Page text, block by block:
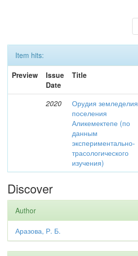
Item hits:
Preview
Issue
Date
Title
2020
Орудия земледелия
поселения
Аликемектепе (по
данным
экспериментально-
трасологического
изучения)
Discover
Author
Аразова, Р. Б.